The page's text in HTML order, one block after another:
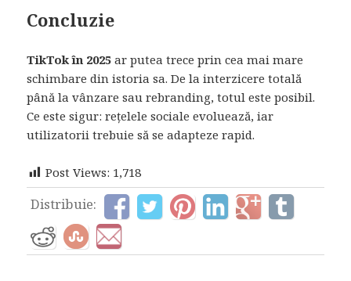
Concluzie
TikTok în 2025 ar putea trece prin cea mai mare
schimbare din istoria sa. De la interzicere totală
până la vânzare sau rebranding, totul este posibil.
Ce este sigur: rețelele sociale evoluează, iar
utilizatorii trebuie să se adapteze rapid.
Post Views: 1,718
Distribuie: